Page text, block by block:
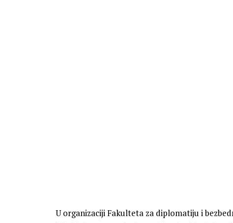
U organizaciji Fakulteta za diplomatiju i